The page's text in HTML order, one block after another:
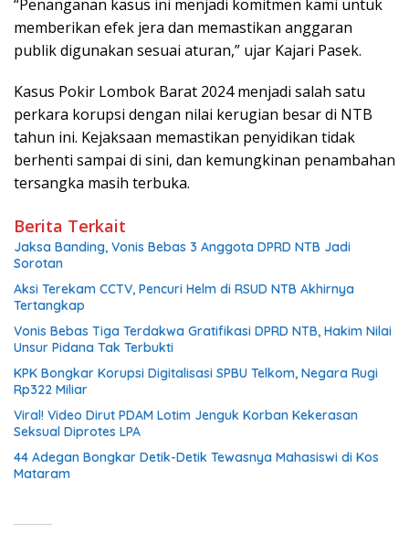
“Penanganan kasus ini menjadi komitmen kami untuk
memberikan efek jera dan memastikan anggaran
publik digunakan sesuai aturan,” ujar Kajari Pasek.
Kasus Pokir Lombok Barat 2024 menjadi salah satu
perkara korupsi dengan nilai kerugian besar di NTB
tahun ini. Kejaksaan memastikan penyidikan tidak
berhenti sampai di sini, dan kemungkinan penambahan
tersangka masih terbuka.
Berita Terkait
Jaksa Banding, Vonis Bebas 3 Anggota DPRD NTB Jadi
Sorotan
Aksi Terekam CCTV, Pencuri Helm di RSUD NTB Akhirnya
Tertangkap
Vonis Bebas Tiga Terdakwa Gratifikasi DPRD NTB, Hakim Nilai
Unsur Pidana Tak Terbukti
KPK Bongkar Korupsi Digitalisasi SPBU Telkom, Negara Rugi
Rp322 Miliar
Viral! Video Dirut PDAM Lotim Jenguk Korban Kekerasan
Seksual Diprotes LPA
44 Adegan Bongkar Detik-Detik Tewasnya Mahasiswi di Kos
Mataram